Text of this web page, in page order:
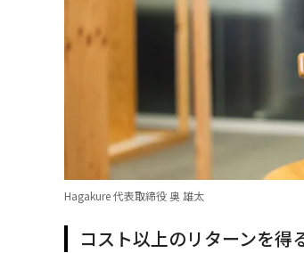
Hagakure 代表取締役 奥 雄太
コスト以上のリターンを得